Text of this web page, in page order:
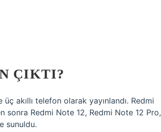
ÇIKTI?
akıllı telefon olarak yayınlandı. Redmi
sonra Redmi Note 12, Redmi Note 12 Pro,
sunuldu.